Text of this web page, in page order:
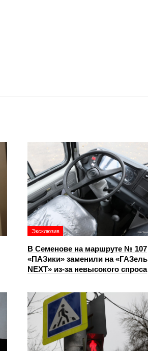
Эксклюзив
В Семенове на маршруте № 107
«ПАЗики» заменили на «ГАЗель
NEXT» из‑за невысокого спроса